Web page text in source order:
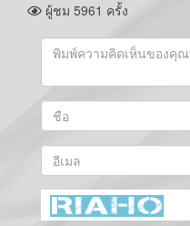
ผู้ชม 5961 ครั้ง